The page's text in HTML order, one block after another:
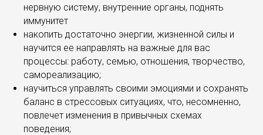
нервную систему, внутренние органы, поднять
иммунитет
накопить достаточно энергии, жизненной силы и
научится ее направлять на важные для вас
процессы: работу, семью, отношения, творчество,
самореализацию;
научиться управлять своими эмоциями и сохранять
баланс в стрессовых ситуациях, что, несомненно,
повлечет изменения в привычных схемах
поведения;